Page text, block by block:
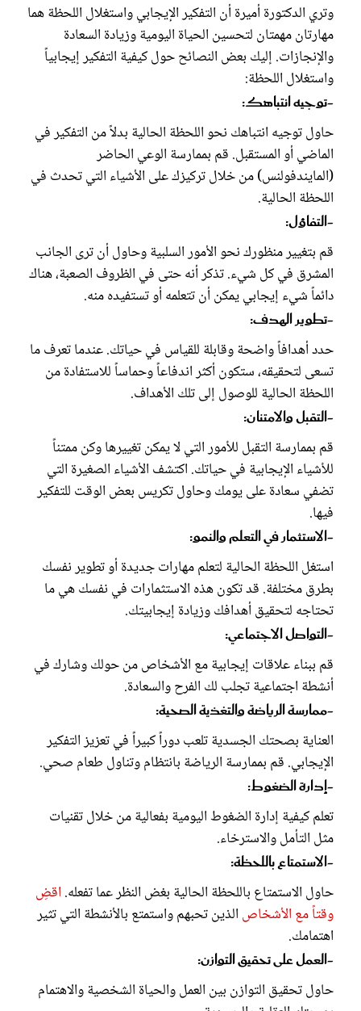
وتري الدكتورة أميرة أن التفكير الإيجابي واستغلال اللحظة هما
مهارتان مهمتان لتحسين الحياة اليومية وزيادة السعادة
والإنجازات. إليك بعض النصائح حول كيفية التفكير إيجابياً
واستغلال اللحظة:
-توجيه انتباهك:
حاول توجيه انتباهك نحو اللحظة الحالية بدلاً من التفكير في
الماضي أو المستقبل. قم بممارسة الوعي الحاضر
(المايندفولنس) من خلال تركيزك على الأشياء التي تحدث في
اللحظة الحالية.
-التفاؤل:
قم بتغيير منظورك نحو الأمور السلبية وحاول أن ترى الجانب
المشرق في كل شيء. تذكر أنه حتى في الظروف الصعبة، هناك
دائماً شيء إيجابي يمكن أن تتعلمه أو تستفيده منه.
-تطوير الهدف:
حدد أهدافاً واضحة وقابلة للقياس في حياتك. عندما تعرف ما
تسعى لتحقيقه، ستكون أكثر اندفاعاً وحماساً للاستفادة من
اللحظة الحالية للوصول إلى تلك الأهداف.
-التقبل والامتنان:
قم بممارسة التقبل للأمور التي لا يمكن تغييرها وكن ممتناً
للأشياء الإيجابية في حياتك. اكتشف الأشياء الصغيرة التي
تضفي سعادة على يومك وحاول تكريس بعض الوقت للتفكير
فيها.
-الاستثمار في التعلم والنمو:
استغل اللحظة الحالية لتعلم مهارات جديدة أو تطوير نفسك
بطرق مختلفة. قد تكون هذه الاستثمارات في نفسك هي ما
تحتاجه لتحقيق أهدافك وزيادة إيجابيتك.
-التواصل الاجتماعي:
قم ببناء علاقات إيجابية مع الأشخاص من حولك وشارك في
أنشطة اجتماعية تجلب لك الفرح والسعادة.
-ممارسة الرياضة والتغذية الصحية:
العناية بصحتك الجسدية تلعب دوراً كبيراً في تعزيز التفكير
الإيجابي. قم بممارسة الرياضة بانتظام وتناول طعام صحي.
-إدارة الضغوط:
تعلم كيفية إدارة الضغوط اليومية بفعالية من خلال تقنيات
مثل التأمل والاسترخاء.
-الاستمتاع باللحظة:
حاول الاستمتاع باللحظة الحالية بغض النظر عما تفعله. اقضِ
وقتاً مع الأشخاص الذين تحبهم واستمتع بالأنشطة التي تثير
اهتمامك.
-العمل على تحقيق التوازن:
حاول تحقيق التوازن بين العمل والحياة الشخصية والاهتمام